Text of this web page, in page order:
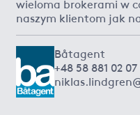
wieloma brokerami w
naszym klientom jak
Båtagent
+48 58 881 02 07